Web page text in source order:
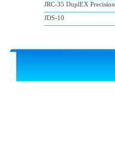
JRC-35 DuplEX Precision
JDS-10